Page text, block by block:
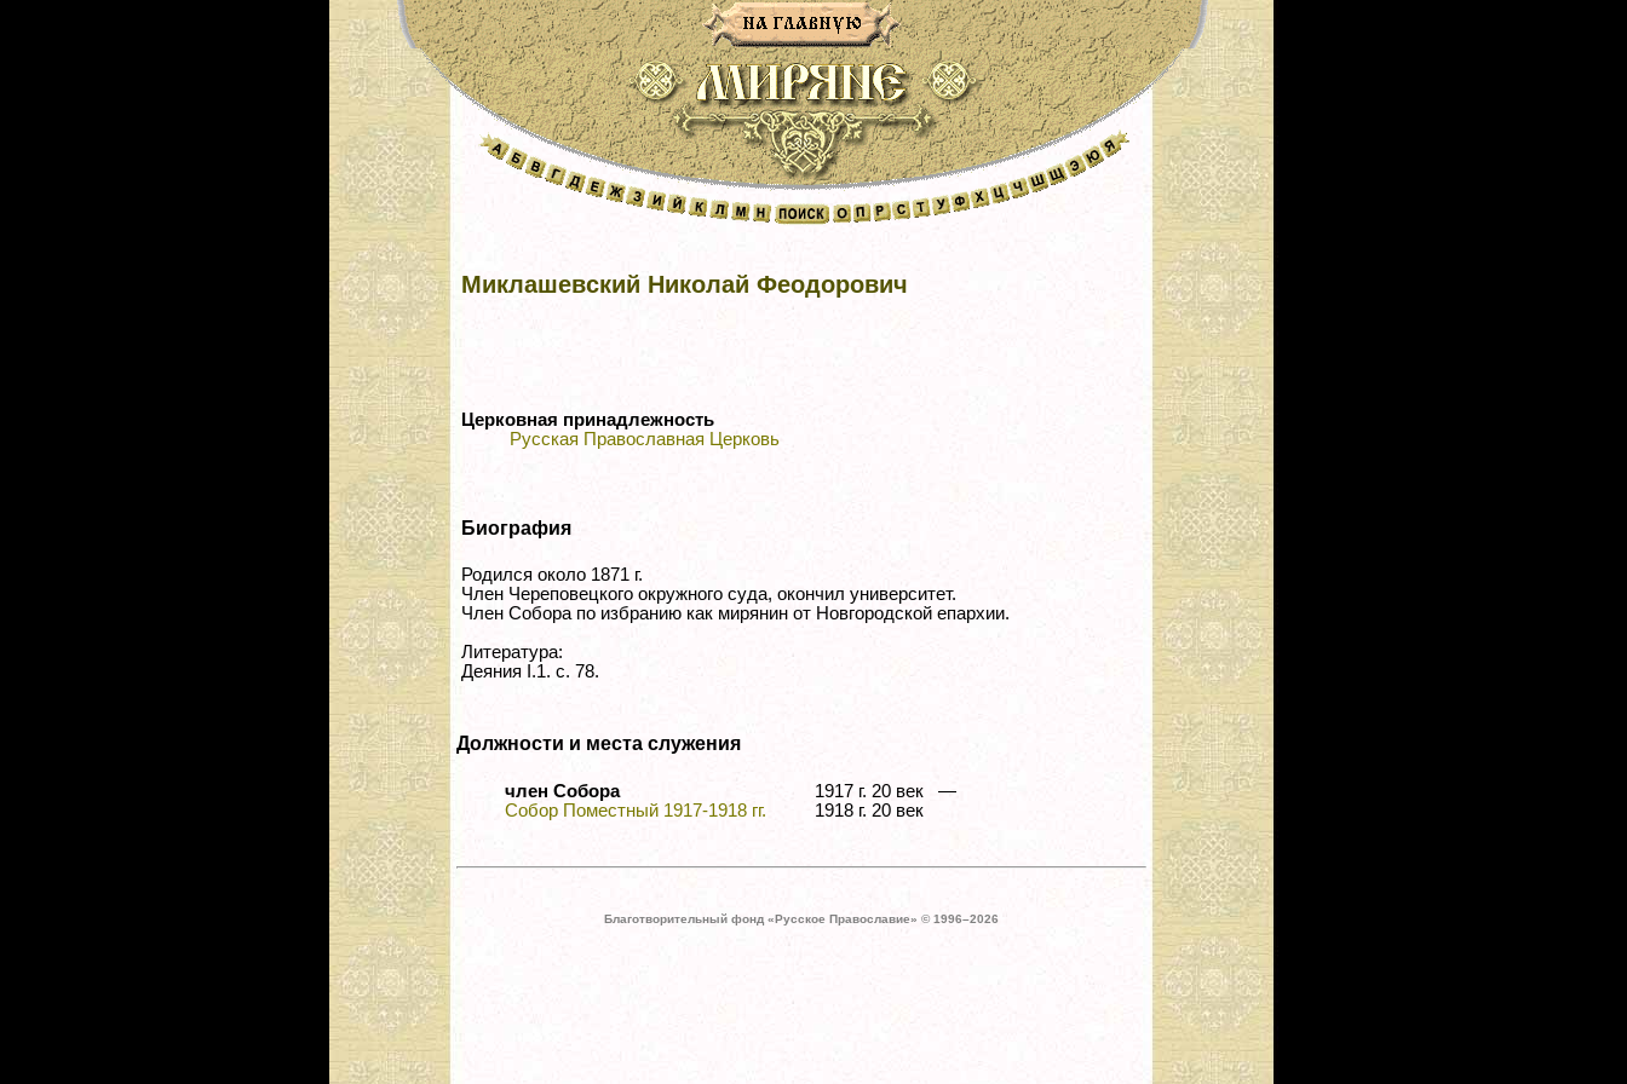
Миклашевский Николай Феодорович
Церковная принадлежность
Русская Православная Церковь
Биография
Родился около 1871 г.
Член Череповецкого окружного суда, окончил университет.
Член Собора по избранию как мирянин от Новгородской епархии.
Литература:
Деяния I.1. с. 78.
Должности и места служения
член Собора
Собор Поместный 1917-1918 гг.
1917 г. 20 век —
1918 г. 20 век
Благотворительный фонд «Русское Православие» © 1996–2026